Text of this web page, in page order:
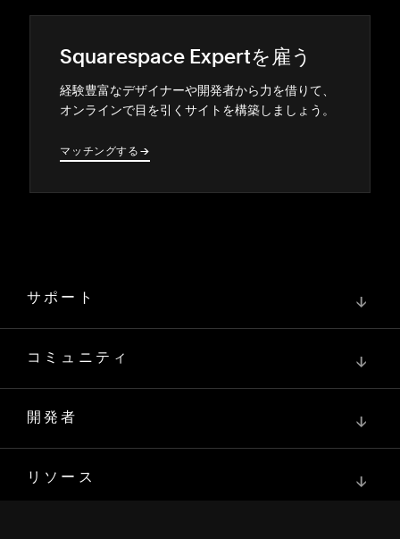
Squarespace Expertを雇う
経験豊富なデザイナ⁠ーや開発者から力を借りて⁠、
オンラインで目を引くサイトを構築しまし⁠ょう⁠。
マ⁠ッチングする →
→
サポート ↓
コミュニティ ↓
開発者 ↓
リソース ↓